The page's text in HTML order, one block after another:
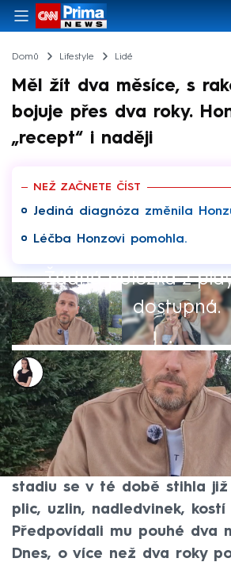
Domů Lifestyle Lidé
Měl žít dva měsíce, s
bojuje přes dva roky.
„recept“ i naději
NEŽ ZAČNETE ČÍST
Jediná diagnóza změnila
Léčba Honzovi pomohla.
Žádná položka z
dostupná.
Monika Kabourková
15. říj 2025, 05:52
Honza Urbánek si hrozivou
metastatický
v dubnu roku 2023.
stadiu se v té době stihla
plic, uzlin, nadledvinek, kostí
Předpovídali mu pouhé dva
Dnes, o více než dva roky